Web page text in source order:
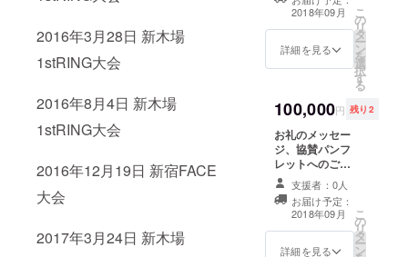
2016年3月28日 新木場
1stRING大会
2016年8月4日 新木場
1stRING大会
2016年12月19日 新宿FACE
大会
2017年3月24日 新木場
ンバスへのご希
望のお名前の印
字、J
STAGE9.12後楽
2018年09月
詳細を見る
こ
の
リ
タ
ー
ン
を
選
択
す
る
100,000円 残り2
お礼のメッセー
ジ、協賛パンフ
レットへのご希
望のお名前の印
字、リングキャ
ンバスへのご希
望のお名前の印
字、J
STAGE9.12後楽
支援者：0人
お届け予定：
2018年09月
詳細を見る
こ
の
リ
タ
ー
ン